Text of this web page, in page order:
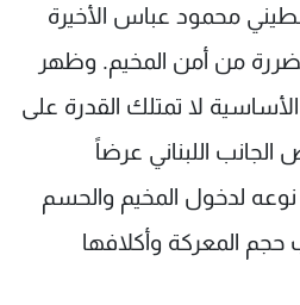
محمود عباس اﻷخيرة
من أمن المخيم. وظهر
لا تمتلك القدرة على
اللبناني عرضاً
لدخول المخيم والحسم
المعركة وأكلافها